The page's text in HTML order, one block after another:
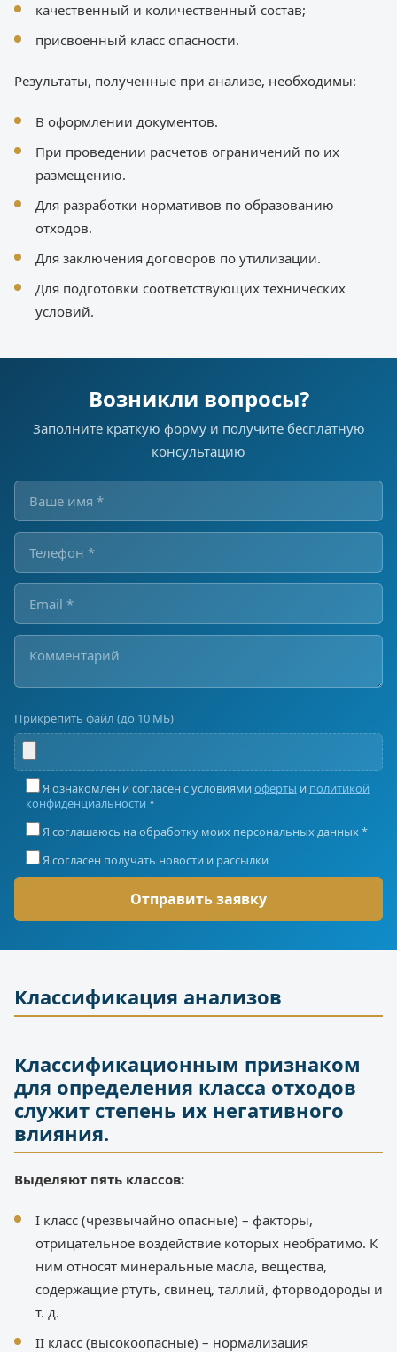
качественный и количественный состав;
присвоенный класс опасности.
Результаты, полученные при анализе, необходимы:
В оформлении документов.
При проведении расчетов ограничений по их
размещению.
Для разработки нормативов по образованию
отходов.
Для заключения договоров по утилизации.
Для подготовки соответствующих технических
условий.
Возникли вопросы?
Заполните краткую форму и получите бесплатную
консультацию
Прикрепить файл (до 10 МБ)
Я ознакомлен и согласен с условиями оферты и политикой
конфиденциальности *
Я соглашаюсь на обработку моих персональных данных *
Я согласен получать новости и рассылки
Классификация анализов
Классификационным признаком
для определения класса отходов
служит степень их негативного
влияния.
Выделяют пять классов:
I класс (чрезвычайно опасные) – факторы,
отрицательное воздействие которых необратимо. К
ним относят минеральные масла, вещества,
содержащие ртуть, свинец, таллий, фторводороды и
т. д.
II класс (высокоопасные) – нормализация